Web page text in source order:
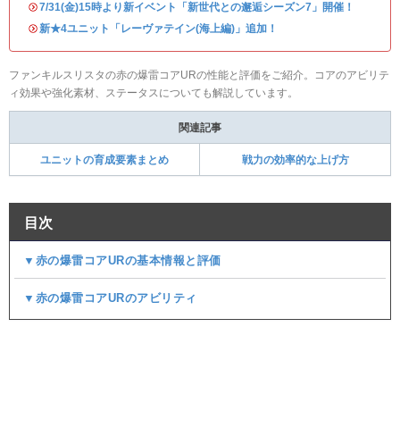
・7/31(金)15時より新イベント「新世代との邂逅シーズン7」開催！
・新★4ユニット「レーヴァテイン(海上編)」追加！
ファンキルスリスタの赤の爆雷コアURの性能と評価をご紹介。コアのアビリテ
ィ効果や強化素材、ステータスについても解説しています。
関連記事
ユニットの育成要素まとめ 戦力の効率的な上げ方
目次
▼赤の爆雷コアURの基本情報と評価
▼赤の爆雷コアURのアビリティ